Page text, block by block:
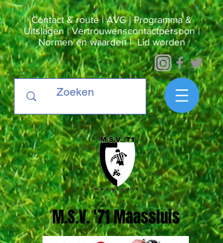
Contact & route|AVG|Programma &
Uitslagen|Vertrouwenscontactpersoon|
Normen en waarden|Lid worden
M.S.V. '71 Maassluis